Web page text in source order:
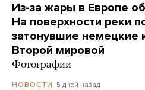
Из-за жары в Европе
На поверхности реки
затонувшие немецкие
Второй мировой
Фотографии
НОВОСТИ 5 дней назад